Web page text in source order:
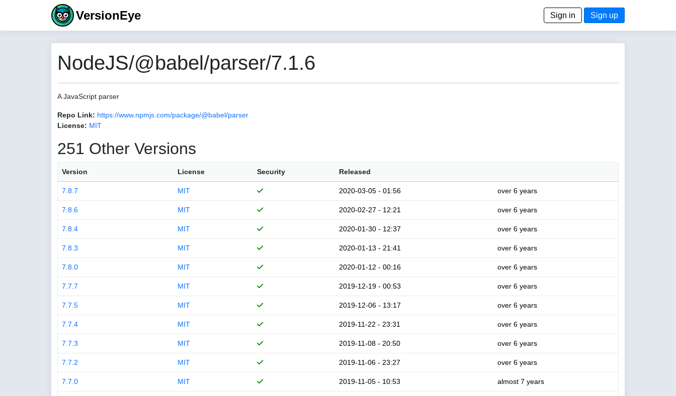
VersionEye Sign in Sign up
NodeJS/@babel/parser/7.1.6
A JavaScript parser
Repo Link: https://www.npmjs.com/package/@babel/parser
License: MIT
251 Other Versions
Version License Security Released
7.8.7 MIT 2020-03-05 - 01:56 over 6 years
7.8.6 MIT 2020-02-27 - 12:21 over 6 years
7.8.4 MIT 2020-01-30 - 12:37 over 6 years
7.8.3 MIT 2020-01-13 - 21:41 over 6 years
7.8.0 MIT 2020-01-12 - 00:16 over 6 years
7.7.7 MIT 2019-12-19 - 00:53 over 6 years
7.7.5 MIT 2019-12-06 - 13:17 over 6 years
7.7.4 MIT 2019-11-22 - 23:31 over 6 years
7.7.3 MIT 2019-11-08 - 20:50 over 6 years
7.7.2 MIT 2019-11-06 - 23:27 over 6 years
7.7.0 MIT 2019-11-05 - 10:53 almost 7 years